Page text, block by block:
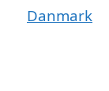
Danmark